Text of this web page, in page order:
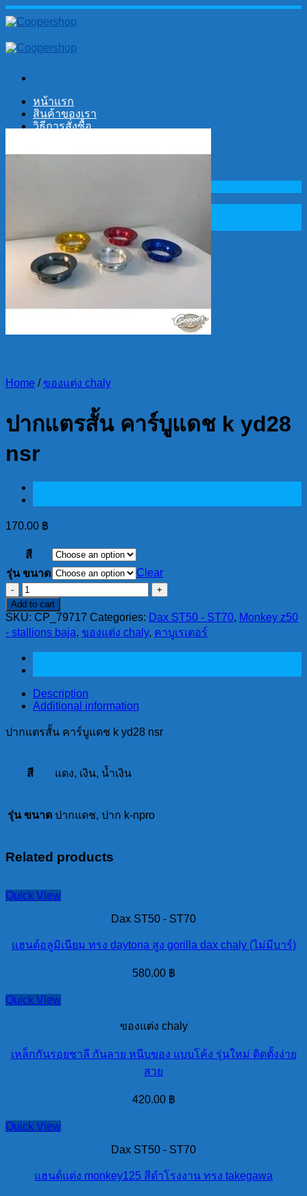
Skip
to
หน้าแรก
สินค้าของเรา
วิธีการสั่งซื้อ
Cart
No products in the cart.
Home / ของแต่ง chaly
ปากแตรสั้น คาร์บูแดช k yd28
nsr
170.00 ฿
สี
รุ่น ขนาด
Clear
ปากแตร
สั้น
คาร์บู
k
yd28
quantity
Add to cart
SKU: CP_79717 Categories: Dax ST50 - ST70, Monkey z50
- stallions baja, ของแต่ง chaly, คาบูเรเตอร์
Description
Additional information
ปากแตรสั้น คาร์บูแดช k yd28 nsr
สี แดง, เงิน, น้ำเงิน
รุ่น ขนาด ปากแดช, ปาก k-npro
Related products
Quick View
Dax ST50 - ST70
แฮนด์อลูมิเนียม ทรง daytona สูง gorilla dax chaly (ไม่มีบาร์)
580.00 ฿
Quick View
ของแต่ง chaly
เหล็กกันรอยชาลี กันลาย หนีบของ แบบโค้ง รุ่นใหม่ ติดตั้งง่าย
สวย
420.00 ฿
Quick View
Dax ST50 - ST70
แฮนด์แต่ง monkey125 สีดำโรงงาน ทรง takegawa